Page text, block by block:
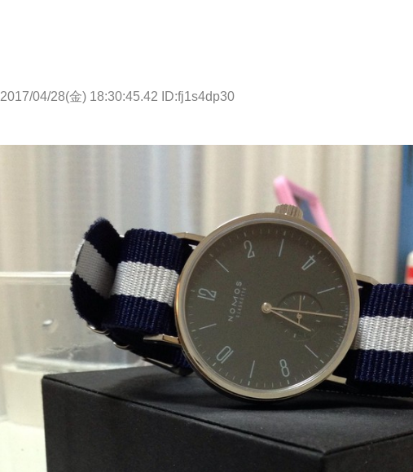
2017/04/28(金) 18:30:45.42 ID:fj1s4dp30